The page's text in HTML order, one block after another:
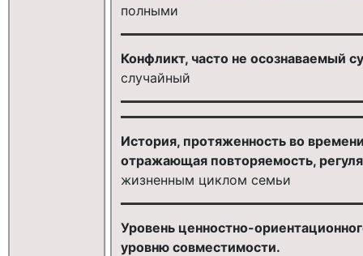
полными
Конфликт, часто не осознаваемый
случайный
История, протяженность во
отражающая повторяемость,
жизненным циклом семьи
Уровень ценностно-
уровню совместимости.